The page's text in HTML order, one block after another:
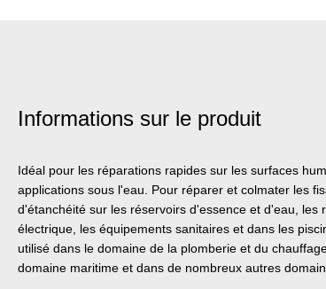
Informations sur le produit
Idéal pour les réparations rapides sur les surfaces
applications sous l'eau. Pour réparer et colmater les
d'étanchéité sur les réservoirs d'essence et d'eau, les
électrique, les équipements sanitaires et dans les
utilisé dans le domaine de la plomberie et du
domaine maritime et dans de nombreux autres